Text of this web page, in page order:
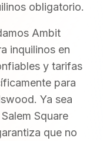
obligatorio.
Ambit
inquilinos en
y tarifas
para
Ya sea
Square
que no